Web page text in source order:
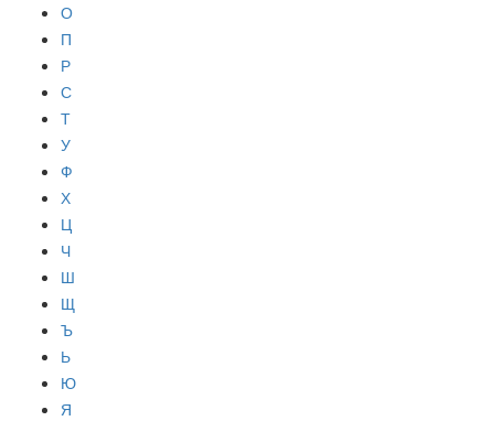
О
П
Р
С
Т
У
Ф
Х
Ц
Ч
Ш
Щ
Ъ
Ь
Ю
Я